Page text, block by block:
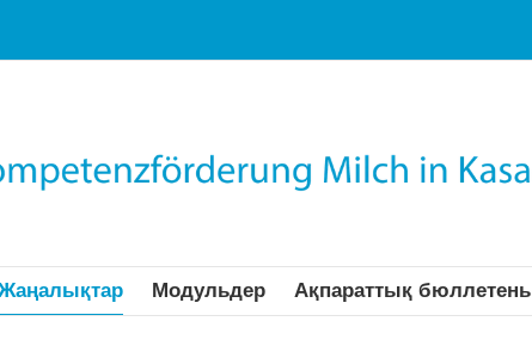
Модульдер Ақпараттық бюллетень